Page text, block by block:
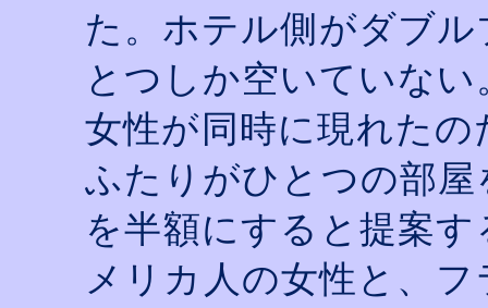
た。ホテル側がダブ
とつしか空いていな
女性が同時に現れた
ふたりがひとつの部
を半額にすると提案
メリカ人の女性と、